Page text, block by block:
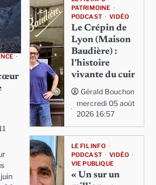
PATRIMOINE
PODCAST
VIDÉO
Le Crépin de
Lyon (Maison
Baudière) :
l’histoire
vivante du cuir
Gérald Bouchon
mercredi 05 août
2026 16:57
LE FIL INFO
PODCAST
VIDÉO
VIE PUBLIQUE
« Un sur un